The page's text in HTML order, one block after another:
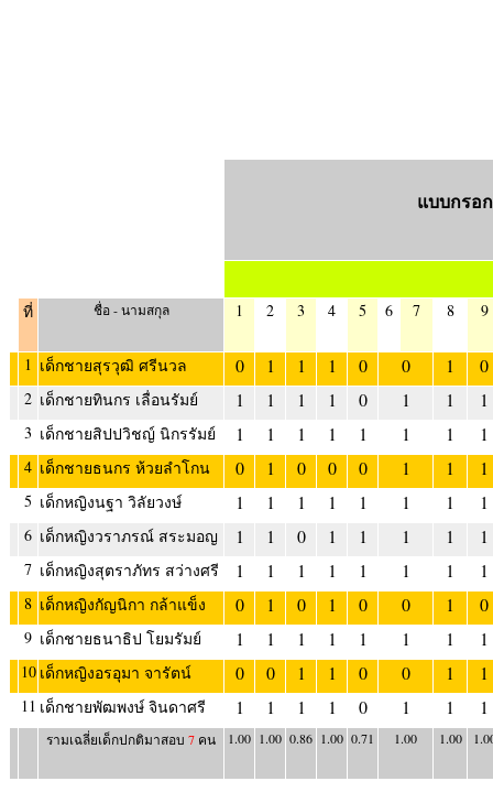
แบบกรอ
ที่ ชื่อ - นามสกุล 1 2 3 4 5 6 7 8 9
1 เด็กชายสุรวุฒิ ศรีนวล 0 1 1 1 0 0 1 0
2 เด็กชายทินกร เลื่อนรัมย์ 1 1 1 1 0 1 1 1
3 เด็กชายสิปปวิชญ์ นิกรรัมย์ 1 1 1 1 1 1 1 1
4 เด็กชายธนกร ห้วยลำโกน 0 1 0 0 0 1 1 1
5 เด็กหญิงนฐา วิลัยวงษ์ 1 1 1 1 1 1 1 1
6 เด็กหญิงวราภรณ์ สระมอญ 1 1 0 1 1 1 1 1
7 เด็กหญิงสุตราภัทร สว่างศรี 1 1 1 1 1 1 1 1
8 เด็กหญิงกัญนิกา กล้าแข็ง 0 1 0 1 0 0 1 0
9 เด็กชายธนาธิป โยมรัมย์ 1 1 1 1 1 1 1 1
10 เด็กหญิงอรอุมา จารัตน์ 0 0 1 1 0 0 1 1
11 เด็กชายพัฒพงษ์ จินดาศรี 1 1 1 1 0 1 1 1
รามเฉลี่ยเด็กปกติมาสอบ 7 คน 1.00 1.00 0.86 1.00 0.71 1.00 1.00